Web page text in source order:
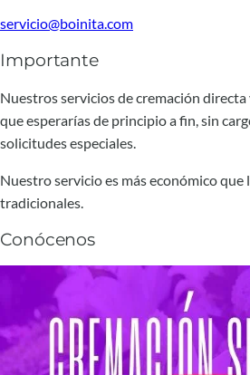
servicio@boinita.com
Importante
Nuestros servicios de cremación
que esperarías de principio a fin, sin
solicitudes especiales.
Nuestro servicio es más económico que
tradicionales.
Conócenos